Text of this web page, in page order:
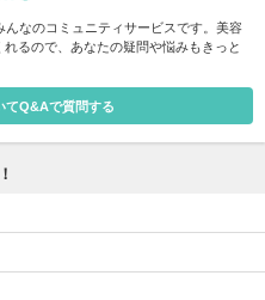
なのコミュニティサービスです。美容
るので、あなたの疑問や悩みもきっと
てQ&Aで質問する